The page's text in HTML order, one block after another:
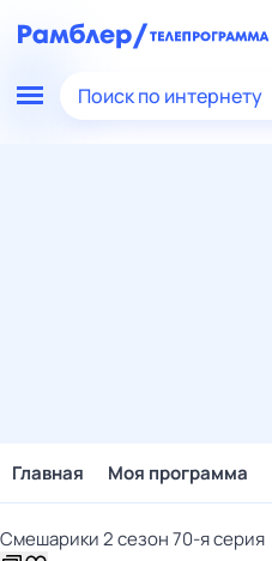
Поиск по интернету
Главная Моя программа
Смешарики 2 сезон 70-я серия